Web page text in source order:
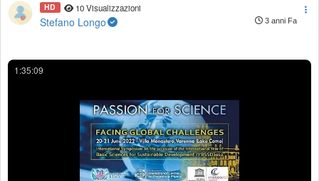
HD 10 Visualizzazioni
Stefano Longo 3 anni Fa
1:35:09